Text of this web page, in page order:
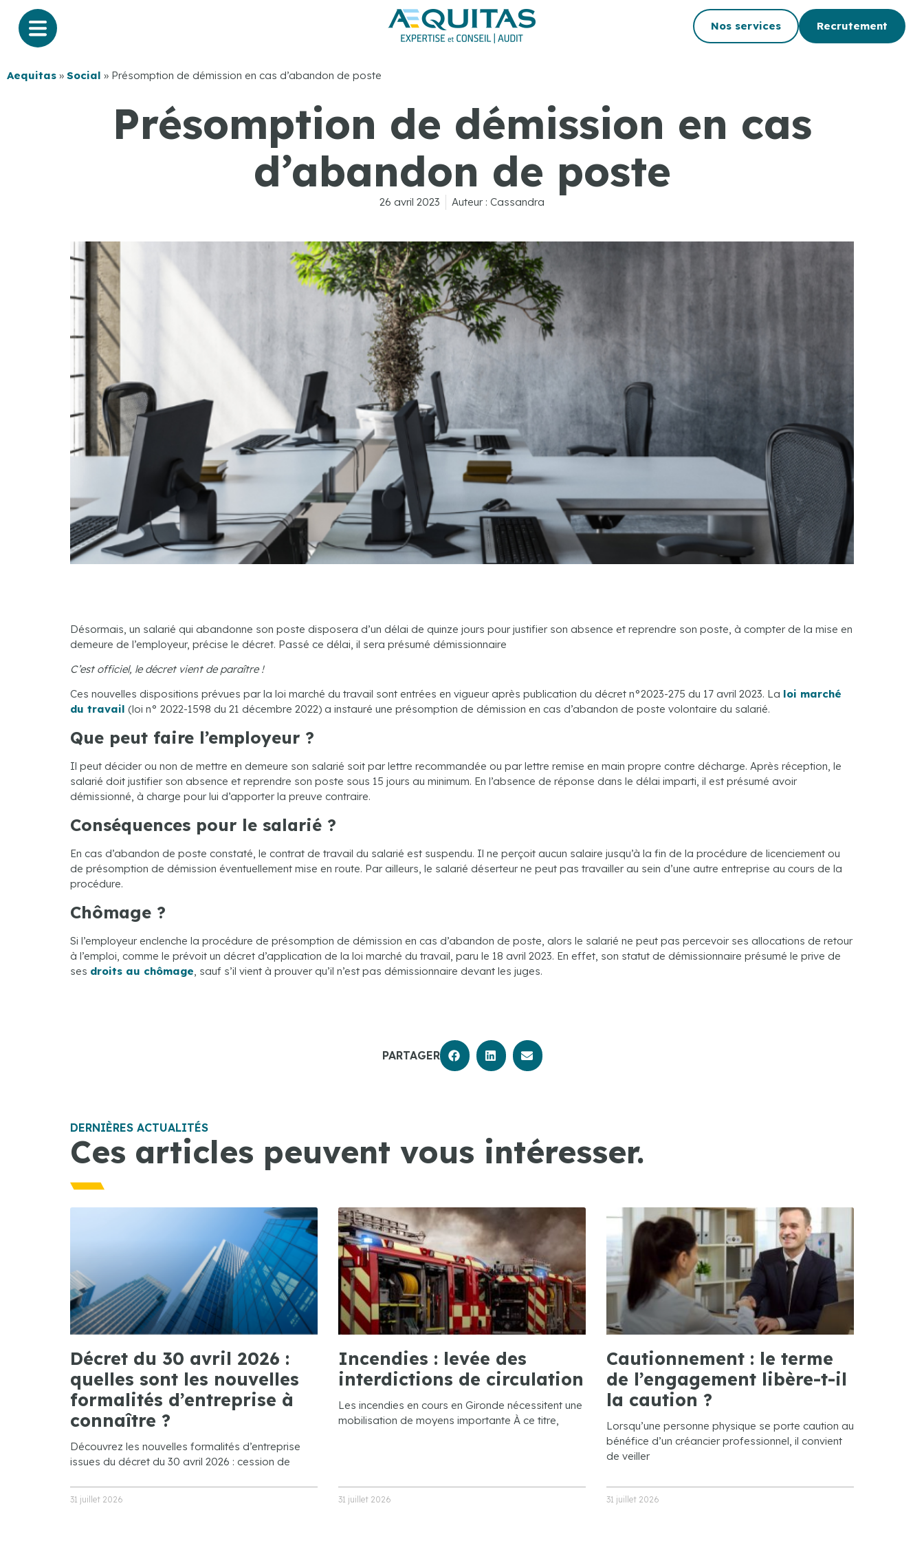
Nos services Recrutement
Aequitas » Social » Présomption de démission en cas d’abandon de poste
Présomption de démission en cas
d’abandon de poste
26 avril 2023 Auteur : Cassandra
Désormais, un salarié qui abandonne son poste disposera d’un délai de quinze jours pour justifier son absence et reprendre son poste, à compter de la mise en
demeure de l’employeur, précise le décret. Passé ce délai, il sera présumé démissionnaire
C’est officiel, le décret vient de paraître !
Ces nouvelles dispositions prévues par la loi marché du travail sont entrées en vigueur après publication du décret n°2023-275 du 17 avril 2023. La loi marché
du travail (loi n° 2022-1598 du 21 décembre 2022) a instauré une présomption de démission en cas d’abandon de poste volontaire du salarié.
Que peut faire l’employeur ?
Il peut décider ou non de mettre en demeure son salarié soit par lettre recommandée ou par lettre remise en main propre contre décharge. Après réception, le
salarié doit justifier son absence et reprendre son poste sous 15 jours au minimum. En l’absence de réponse dans le délai imparti, il est présumé avoir
démissionné, à charge pour lui d’apporter la preuve contraire.
Conséquences pour le salarié ?
En cas d’abandon de poste constaté, le contrat de travail du salarié est suspendu. Il ne perçoit aucun salaire jusqu’à la fin de la procédure de licenciement ou
de présomption de démission éventuellement mise en route. Par ailleurs, le salarié déserteur ne peut pas travailler au sein d’une autre entreprise au cours de la
procédure.
Chômage ?
Si l’employeur enclenche la procédure de présomption de démission en cas d’abandon de poste, alors le salarié ne peut pas percevoir ses allocations de retour
à l’emploi, comme le prévoit un décret d’application de la loi marché du travail, paru le 18 avril 2023. En effet, son statut de démissionnaire présumé le prive de
ses droits au chômage, sauf s’il vient à prouver qu’il n’est pas démissionnaire devant les juges.
PARTAGER
DERNIÈRES ACTUALITÉS
Ces articles peuvent vous intéresser.
Décret du 30 avril 2026 :
quelles sont les nouvelles
formalités d’entreprise à
connaître ?
Découvrez les nouvelles formalités d’entreprise
issues du décret du 30 avril 2026 : cession de
31 juillet 2026
Incendies : levée des
interdictions de circulation
Les incendies en cours en Gironde nécessitent une
mobilisation de moyens importante À ce titre,
31 juillet 2026
Cautionnement : le terme
de l’engagement libère-t-il
la caution ?
Lorsqu’une personne physique se porte caution au
bénéfice d’un créancier professionnel, il convient
de veiller
31 juillet 2026